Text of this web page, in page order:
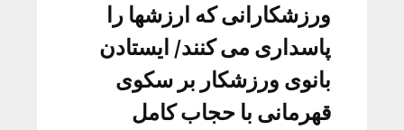
ورزشکارانی که ارزشها را
پاسداری می کنند/ ایستادن
بانوی ورزشکار بر سکوی
قهرمانی با حجاب کامل